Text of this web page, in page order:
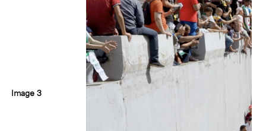
Image 3